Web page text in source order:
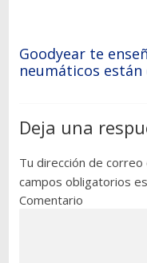
Goodyear te
neumáticos están
Deja una
Tu dirección de
campos obligatorios
Comentario